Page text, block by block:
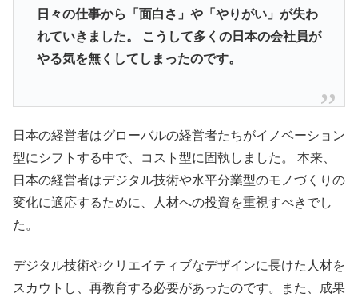
日々の仕事から「面白さ」や「やりがい」が失わ
れていきました。 こうして多くの日本の会社員が
やる気を無くしてしまったのです。
日本の経営者はグローバルの経営者たちがイノベーション
型にシフトする中で、コスト型に固執しました。 本来、
日本の経営者はデジタル技術や水平分業型のモノづくりの
変化に適応するために、人材への投資を重視すべきでし
た。
デジタル技術やクリエイティブなデザインに長けた人材を
スカウトし、再教育する必要があったのです。また、成果